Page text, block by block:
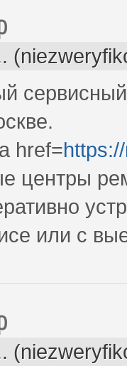
href=
центры
или с